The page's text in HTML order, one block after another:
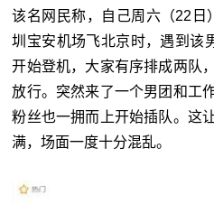
该名网民称，自己周六（22日
圳宝安机场飞北京时，遇到该
开始登机，大家有序排成两队
放行。突然来了一个男团和工
粉丝也一拥而上开始插队。这
满，场面一度十分混乱。